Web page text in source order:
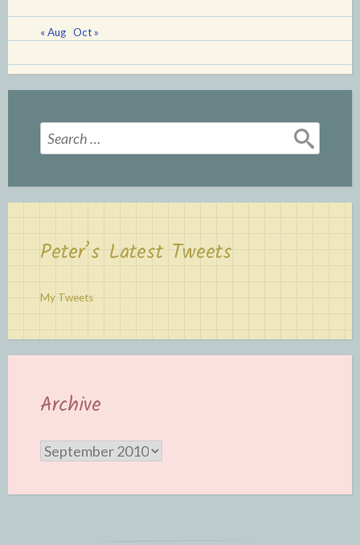
« Aug Oct »
Search
for:
Peter’s Latest Tweets
My Tweets
Archive
Archive